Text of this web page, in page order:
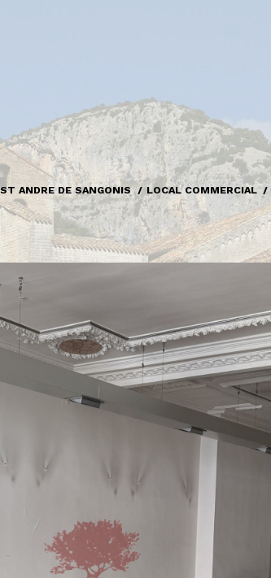
ST ANDRE DE SANGONIS LOCAL COMMERCIAL